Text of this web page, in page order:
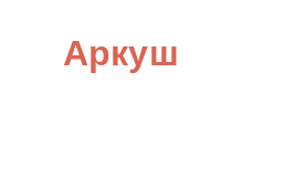
Аркуш